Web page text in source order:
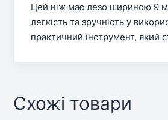
Цей ніж має лезо шириною 9
легкість та зручність у
практичний інструмент, який
Схожі товари